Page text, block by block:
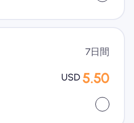
7日間
USD 5.50